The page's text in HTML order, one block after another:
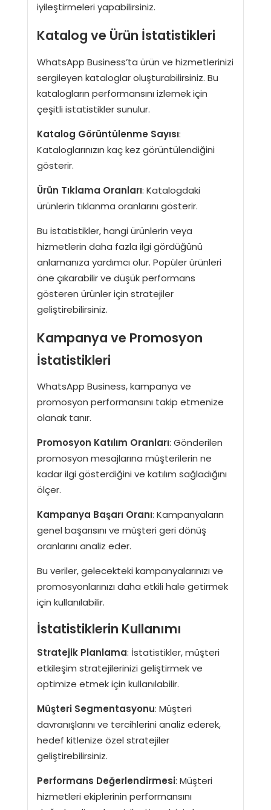
iyileştirmeleri yapabilirsiniz.
Katalog ve Ürün İstatistikleri
WhatsApp Business’ta ürün ve hizmetlerinizi
sergileyen kataloglar oluşturabilirsiniz. Bu
katalogların performansını izlemek için
çeşitli istatistikler sunulur.
Katalog Görüntülenme Sayısı:
Kataloglarınızın kaç kez görüntülendiğini
gösterir.
Ürün Tıklama Oranları: Katalogdaki
ürünlerin tıklanma oranlarını gösterir.
Bu istatistikler, hangi ürünlerin veya
hizmetlerin daha fazla ilgi gördüğünü
anlamanıza yardımcı olur. Popüler ürünleri
öne çıkarabilir ve düşük performans
gösteren ürünler için stratejiler
geliştirebilirsiniz.
Kampanya ve Promosyon
İstatistikleri
WhatsApp Business, kampanya ve
promosyon performansını takip etmenize
olanak tanır.
Promosyon Katılım Oranları: Gönderilen
promosyon mesajlarına müşterilerin ne
kadar ilgi gösterdiğini ve katılım sağladığını
ölçer.
Kampanya Başarı Oranı: Kampanyaların
genel başarısını ve müşteri geri dönüş
oranlarını analiz eder.
Bu veriler, gelecekteki kampanyalarınızı ve
promosyonlarınızı daha etkili hale getirmek
için kullanılabilir.
İstatistiklerin Kullanımı
Stratejik Planlama: İstatistikler, müşteri
etkileşim stratejilerinizi geliştirmek ve
optimize etmek için kullanılabilir.
Müşteri Segmentasyonu: Müşteri
davranışlarını ve tercihlerini analiz ederek,
hedef kitlenize özel stratejiler
geliştirebilirsiniz.
Performans Değerlendirmesi: Müşteri
hizmetleri ekiplerinin performansını